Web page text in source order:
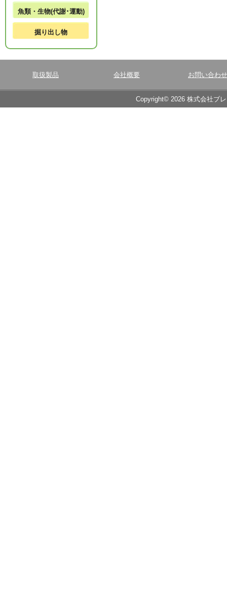
魚類・生物(代謝･運動)
掘り出し物
取扱製品 会社概要 お問い合わせ
Copyright© 2026 株式会社ブ